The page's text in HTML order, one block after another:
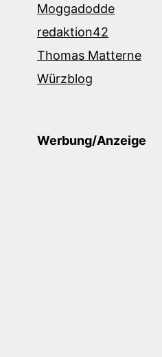
Moggadodde
redaktion42
Thomas Matterne
Würzblog
Werbung/Anzeige